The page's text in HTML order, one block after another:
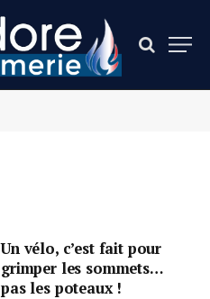
Un vélo, c’est fait pour
grimper les sommets…
pas les poteaux !